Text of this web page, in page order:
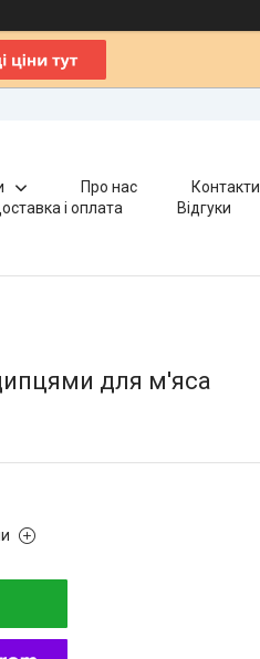
Про нас
Контакти
і оплата Відгуки
для м'яса